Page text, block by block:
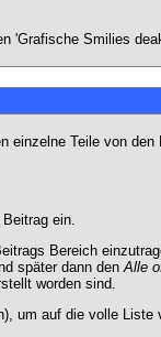
'Grafische Smilies
einzelne Teile von
ein.
Bereich
später dann denAlle
worden sind.
um auf die volle